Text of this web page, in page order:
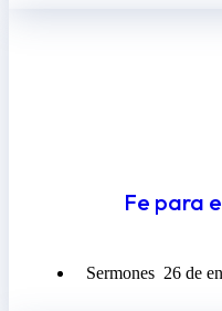
Fe para
Sermones 26 de